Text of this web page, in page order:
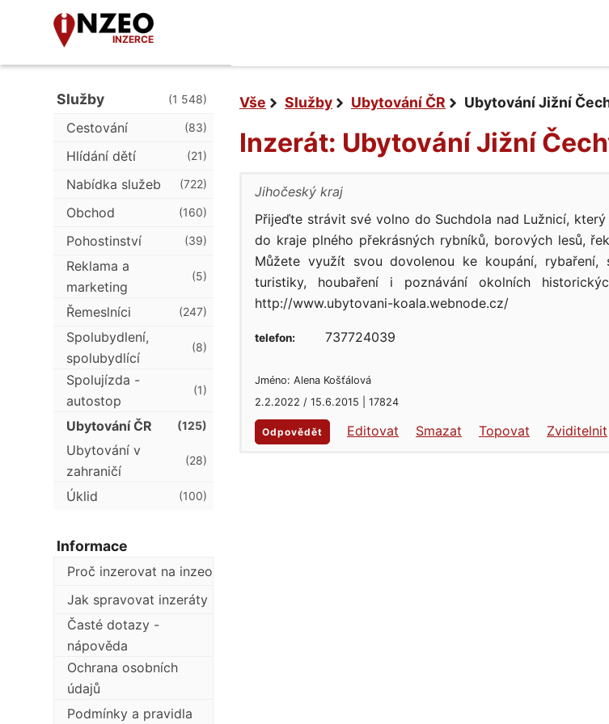
INZERCE
Vše Služby Ubytování ČR Ubytování Jižní
Inzerát: Ubytování Jižní
Jihočeský kraj
Přijeďte strávit své volno do Suchdola nad Lužnicí,
do kraje plného překrásných rybníků, borových lesů,
Můžete využít svou dovolenou ke koupání, rybaření,
turistiky, houbaření i poznávání okolních
http://www.ubytovani-koala.webnode.cz/
Jméno: Alena Košťálová
2.2.2022 / 15.6.2015 | 17824
telefon: 737724039
Odpovědět Editovat Smazat Topovat Zviditelnit
Služby (1 548)
Cestování (83)
Hlídání dětí (21)
Nabídka služeb (722)
Obchod (160)
Pohostinství (39)
Reklama a
marketing
(5)
Řemeslníci (247)
Spolubydlení,
spolubydlící
(8)
Spolujízda -
autostop
(1)
Ubytování ČR (125)
Ubytování v
zahraničí
(28)
Úklid (100)
Informace
Proč inzerovat na inzeo
Jak spravovat inzeráty
Časté dotazy -
nápověda
Ochrana osobních
údajů
Podmínky a pravidla